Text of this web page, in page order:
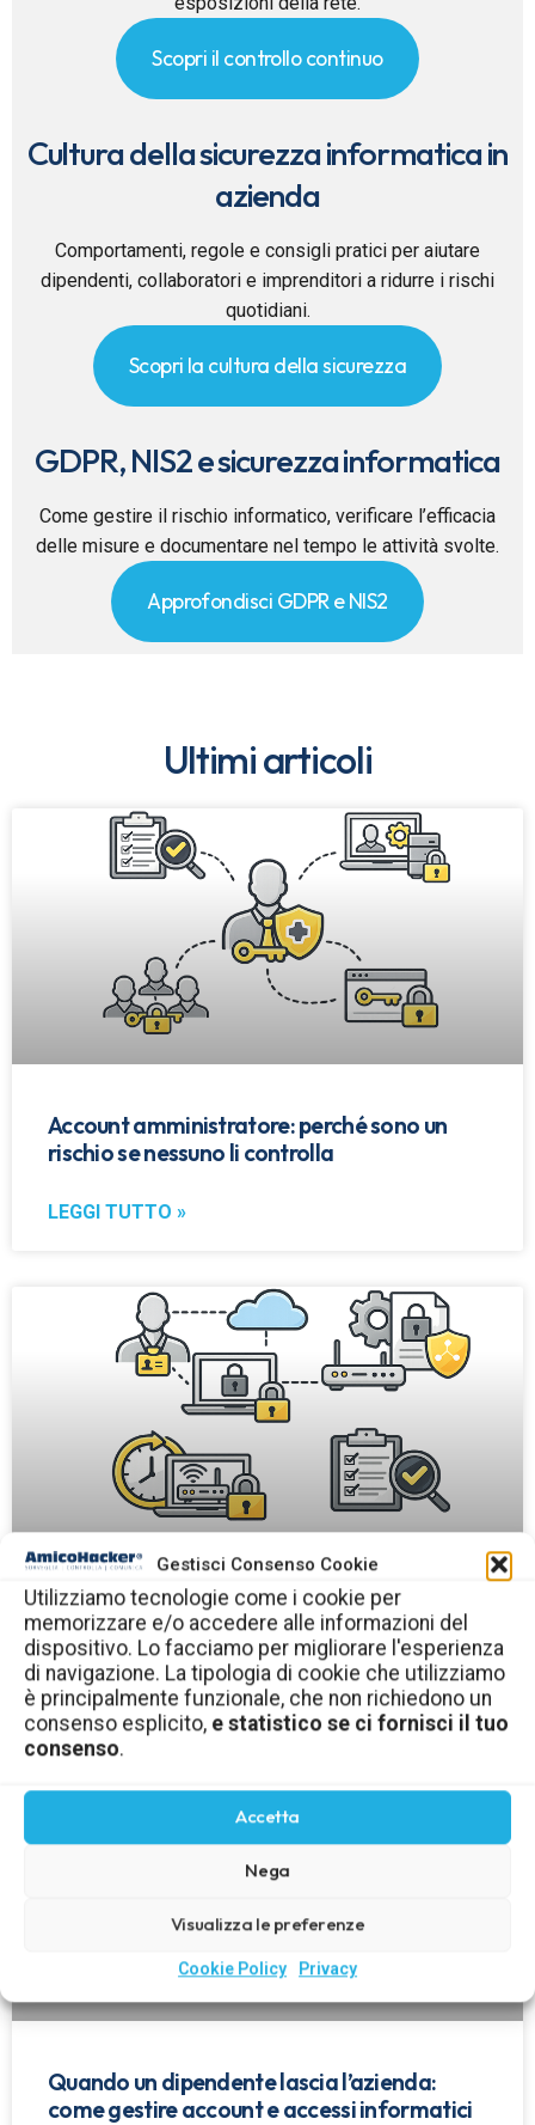
Gestisci Consenso Cookie
Utilizziamo tecnologie come i cookie per
memorizzare e/o accedere alle informazioni del
dispositivo. Lo facciamo per migliorare l'esperienza
di navigazione. La tipologia di cookie che utilizziamo
è principalmente funzionale, che non richiedono un
consenso esplicito, e statistico se ci fornisci il tuo
consenso.
Accetta
Nega
Visualizza le preferenze
Cookie Policy Privacy
Scopri il controllo continuo
Cultura della sicurezza informatica in
azienda
Comportamenti, regole e consigli pratici per aiutare
dipendenti, collaboratori e imprenditori a ridurre i rischi
quotidiani.
Scopri la cultura della sicurezza
GDPR, NIS2 e sicurezza informatica
Come gestire il rischio informatico, verificare l’efficacia
delle misure e documentare nel tempo le attività svolte.
Approfondisci GDPR e NIS2
Ultimi articoli
Account amministratore: perché sono un
rischio se nessuno li controlla
LEGGI TUTTO »
Accessi dei fornitori esterni alla rete
aziendale: come gestirli in sicurezza
LEGGI TUTTO »
Quando un dipendente lascia l’azienda:
come gestire account e accessi informatici